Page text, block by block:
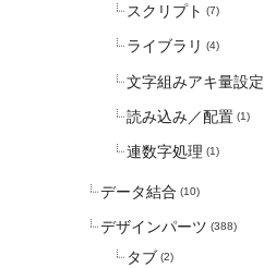
スクリプト (7)
ライブラリ (4)
文字組みアキ量設定
読み込み／配置 (1)
連数字処理 (1)
データ結合 (10)
デザインパーツ (388)
タブ (2)